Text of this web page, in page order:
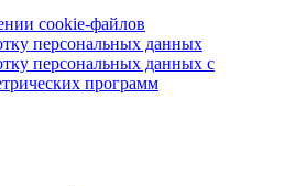
cookie-файлов
персональных данных
персональных данных с
программ